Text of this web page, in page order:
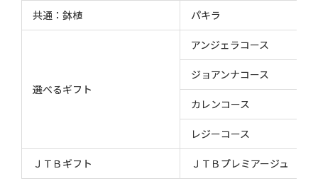
共通：鉢植 パキラ
選べるギフト
アンジェラコース
ジョアンナコース
カレンコース
レジーコース
ＪＴＢギフト ＪＴＢプレミアージュ